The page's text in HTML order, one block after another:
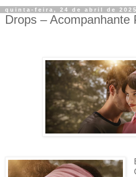
quinta-feira, 24 de abril de 2025
Drops – Acompanhante